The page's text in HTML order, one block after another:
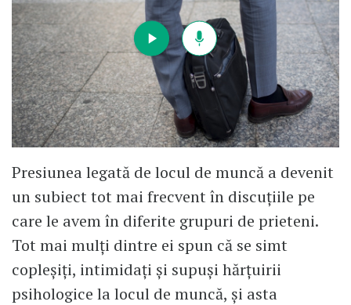
Presiunea legată de locul de muncă a devenit
un subiect tot mai frecvent în discuțiile pe
care le avem în diferite grupuri de prieteni.
Tot mai mulți dintre ei spun că se simt
copleșiți, intimidați și supuși hărțuirii
psihologice la locul de muncă, și asta